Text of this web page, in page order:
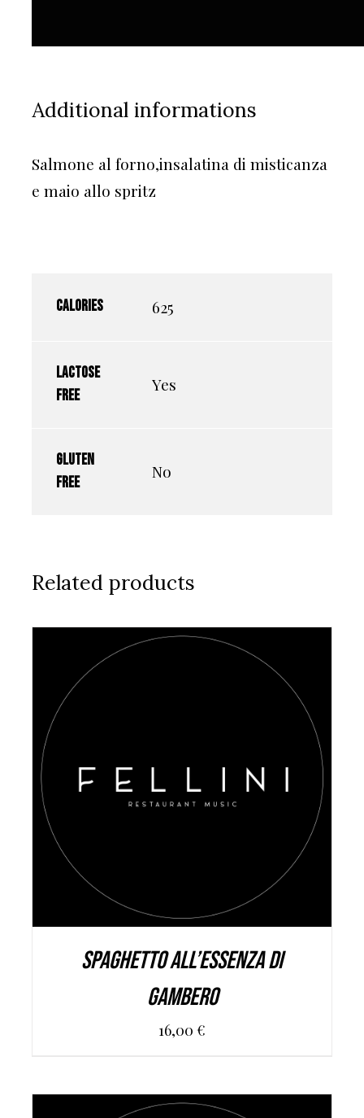
Additional informations
Salmone al forno,insalatina di misticanza
e maio allo spritz
Calories 625
Lactose
free
Yes
Gluten
free
No
Related products
AGGIUNGI AL CARRELLO DETAILS
Spaghetto all’essenza di
gambero
16,00 €